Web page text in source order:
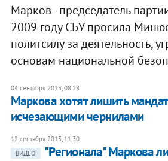
Марков - председатель
2009 году СБУ просила
политсилу за деятельность,
основам национальной
04 сентября 2013, 08:28
Маркова хотят лишить
исчезающими чернилами
12 сентября 2013, 11:30
ВИДЕО
"Регионала" Маркова